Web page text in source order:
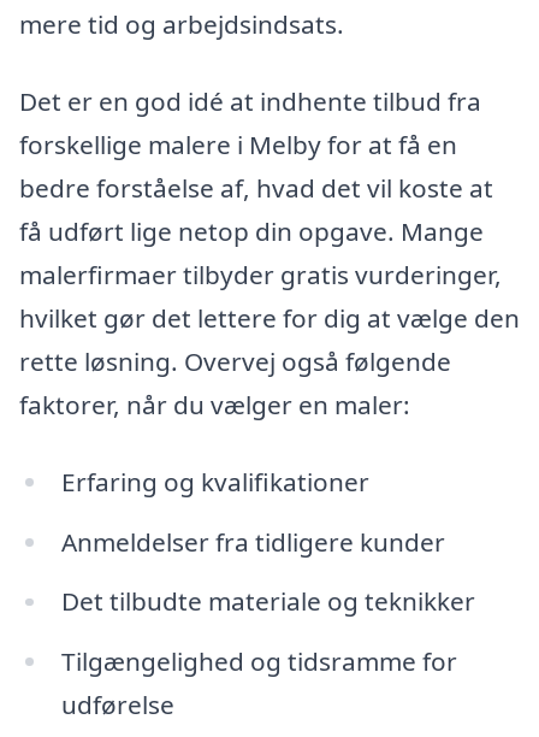
mere tid og arbejdsindsats.
Det er en god idé at indhente tilbud fra
forskellige malere i Melby for at få en
bedre forståelse af, hvad det vil koste at
få udført lige netop din opgave. Mange
malerfirmaer tilbyder gratis vurderinger,
hvilket gør det lettere for dig at vælge den
rette løsning. Overvej også følgende
faktorer, når du vælger en maler:
Erfaring og kvalifikationer
Anmeldelser fra tidligere kunder
Det tilbudte materiale og teknikker
Tilgængelighed og tidsramme for
udførelse